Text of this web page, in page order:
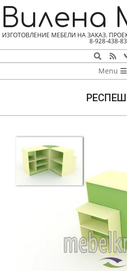
Skip
to
content
Вилена
ИЗГОТОВЛЕНИЕ МЕБЕЛИ НА ЗАКАЗ.
8-928-438-
Search
MENU
Menu